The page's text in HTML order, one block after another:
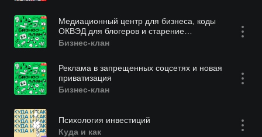
Медиационный центр для бизнеса, коды
ОКВЭД для блогеров и старение
работников
Бизнес-клан
Реклама в запрещенных соцсетях и новая
приватизация
Бизнес-клан
Психология инвестиций
Куда и как